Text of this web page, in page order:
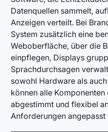
Datenquellen sammelt,
Anzeigen verteilt. Bei
System zusätzlich eine
Weboberfläche, über die
einpflegen, Displays
Sprachdurchsagen
sowohl Hardware als
können alle
abgestimmt und flexibel
Anforderungen angepasst